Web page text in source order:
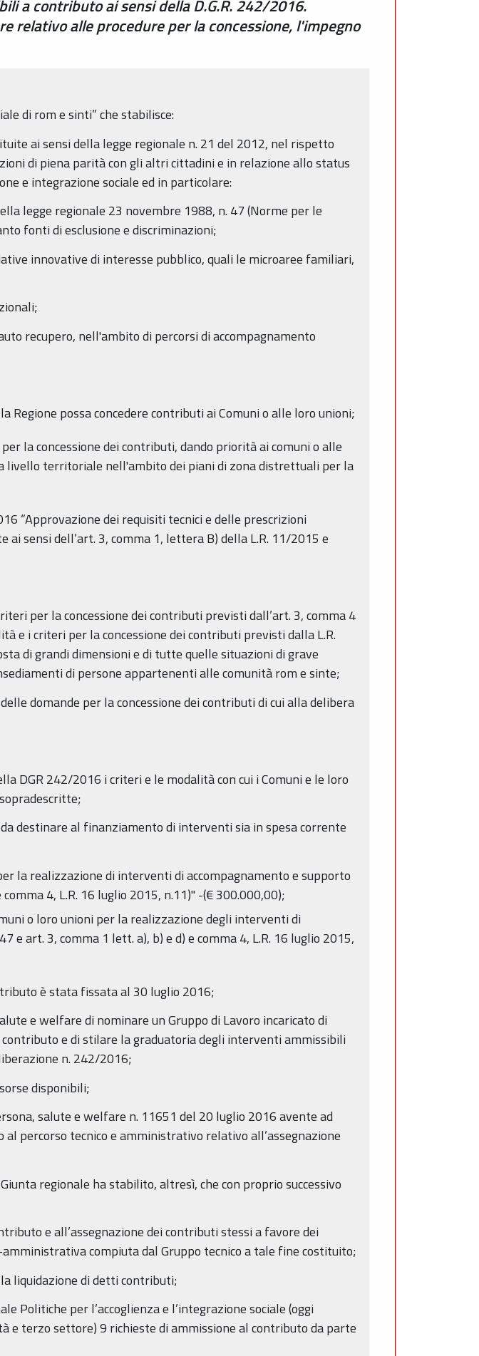
a contributo ai sensi della D.G.R. 242/2016.
relativo alle procedure per la concessione, l'impegno
di rom e sinti” che stabilisce:
ai sensi della legge regionale n. 21 del 2012, nel rispetto
di piena parità con gli altri cittadini e in relazione allo status
e integrazione sociale ed in particolare:
legge regionale 23 novembre 1988, n. 47 (Norme per le
fonti di esclusione e discriminazioni;
innovative di interesse pubblico, quali le microaree familiari,
recupero, nell'ambito di percorsi di accompagnamento
possa concedere contributi ai Comuni o alle loro unioni;
la concessione dei contributi, dando priorità ai comuni o alle
livello territoriale nell'ambito dei piani di zona distrettuali per la
“Approvazione dei requisiti tecnici e delle prescrizioni
sensi dell’art. 3, comma 1, lettera B) della L.R. 11/2015 e
per la concessione dei contributi previsti dall’art. 3, comma 4
e i criteri per la concessione dei contributi previsti dalla L.R.
di grandi dimensioni e di tutte quelle situazioni di grave
di persone appartenenti alle comunità rom e sinte;
domande per la concessione dei contributi di cui alla delibera
DGR 242/2016 i criteri e le modalità con cui i Comuni e le loro
destinare al finanziamento di interventi sia in spesa corrente
la realizzazione di interventi di accompagnamento e supporto
4, L.R. 16 luglio 2015, n.11)" -(€ 300.000,00);
o loro unioni per la realizzazione degli interventi di
e art. 3, comma 1 lett. a), b) e d) e comma 4, L.R. 16 luglio 2015,
è stata fissata al 30 luglio 2016;
e welfare di nominare un Gruppo di Lavoro incaricato di
e di stilare la graduatoria degli interventi ammissibili
n. 242/2016;
disponibili;
salute e welfare n. 11651 del 20 luglio 2016 avente ad
percorso tecnico e amministrativo relativo all’assegnazione
regionale ha stabilito, altresì, che con proprio successivo
e all’assegnazione dei contributi stessi a favore dei
compiuta dal Gruppo tecnico a tale fine costituito;
liquidazione di detti contributi;
Politiche per l’accoglienza e l’integrazione sociale (oggi
e terzo settore) 9 richieste di ammissione al contributo da parte